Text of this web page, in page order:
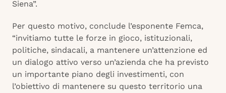
Siena”.
Per questo motivo, conclude l’esponente Femca,
“invitiamo tutte le forze in gioco, istituzionali,
politiche, sindacali, a mantenere un’attenzione ed
un dialogo attivo verso un’azienda che ha previsto
un importante piano degli investimenti, con
l’obiettivo di mantenere su questo territorio una